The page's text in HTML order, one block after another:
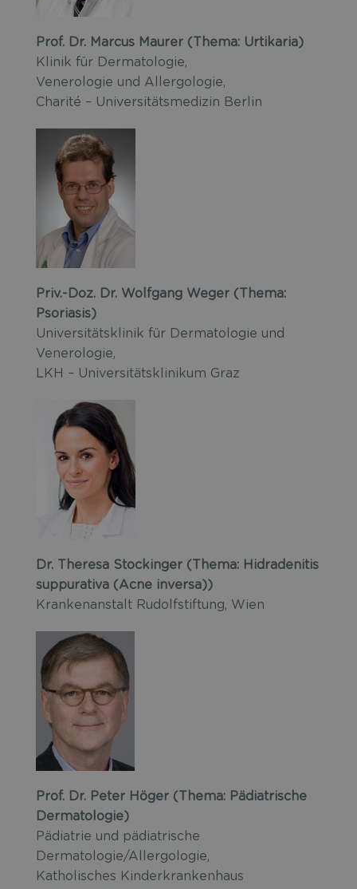
Prof. Dr. Marcus Maurer (Thema: Urtikaria)
Klinik für Dermatologie,
Venerologie und Allergologie,
Charité – Universitätsmedizin Berlin
Priv.-Doz. Dr. Wolfgang Weger (Thema:
Psoriasis)
Universitätsklinik für Dermatologie und
Venerologie,
LKH – Universitätsklinikum Graz
Dr. Theresa Stockinger (Thema: Hidradenitis
suppurativa (Acne inversa))
Krankenanstalt Rudolfstiftung, Wien
Prof. Dr. Peter Höger (Thema: Pädiatrische
Dermatologie)
Pädiatrie und pädiatrische
Dermatologie/Allergologie,
Katholisches Kinderkrankenhaus